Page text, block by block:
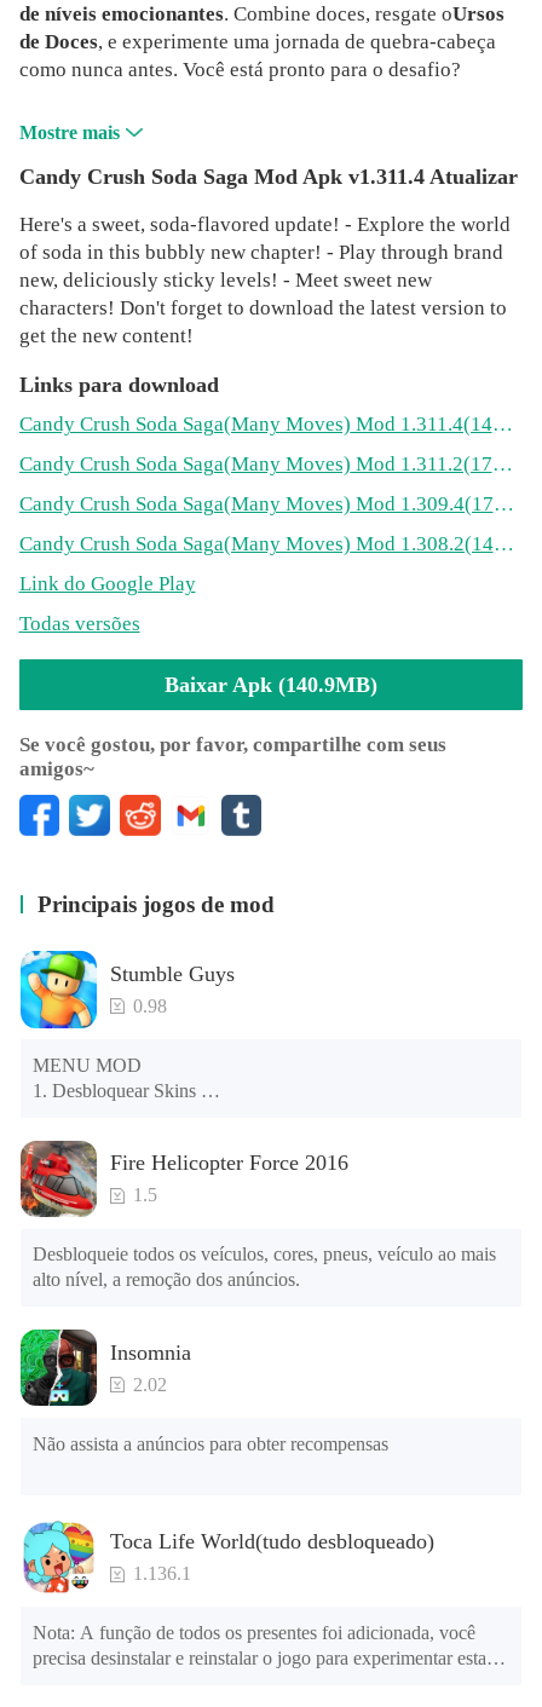
de níveis emocionantes. Combine doces, resgate oUrsos
de Doces, e experimente uma jornada de quebra-cabeça
como nunca antes. Você está pronto para o desafio?
Mostre mais
Candy Crush Soda Saga Mod Apk v1.311.4 Atualizar
Here's a sweet, soda-flavored update! - Explore the world
of soda in this bubbly new chapter! - Play through brand
new, deliciously sticky levels! - Meet sweet new
characters! Don't forget to download the latest version to
get the new content!
Links para download
Candy Crush Soda Saga(Many Moves) Mod 1.311.4(140.9MB)
Candy Crush Soda Saga(Many Moves) Mod 1.311.2(171.9MB)
Candy Crush Soda Saga(Many Moves) Mod 1.309.4(170.8MB)
Candy Crush Soda Saga(Many Moves) Mod 1.308.2(141.9MB)
Link do Google Play
Todas versões
Baixar Apk (140.9MB)
Se você gostou, por favor, compartilhe com seus
amigos~
Principais jogos de mod
Stumble Guys
0.98
MENU MOD
1. Desbloquear Skins
3. Desbloquear Variantes
4. Desbloquear Animações
5. Desbloquear Passos
6. Nível
7. Câmera
8. Sem ANÚNCIOS
NOTA: Algumas funções podem não funcionar
Fire Helicopter Force 2016
1.5
Desbloqueie todos os veículos, cores, pneus, veículo ao mais
alto nível, a remoção dos anúncios.
Insomnia
2.02
Não assista a anúncios para obter recompensas
Toca Life World(tudo desbloqueado)
1.136.1
Nota: A função de todos os presentes foi adicionada, você
precisa desinstalar e reinstalar o jogo para experimentar esta